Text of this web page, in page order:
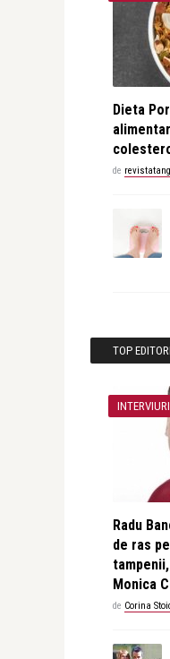
Dieta
de
TOP
INTERVIURI
Radu
de ras
Monica
de Corina